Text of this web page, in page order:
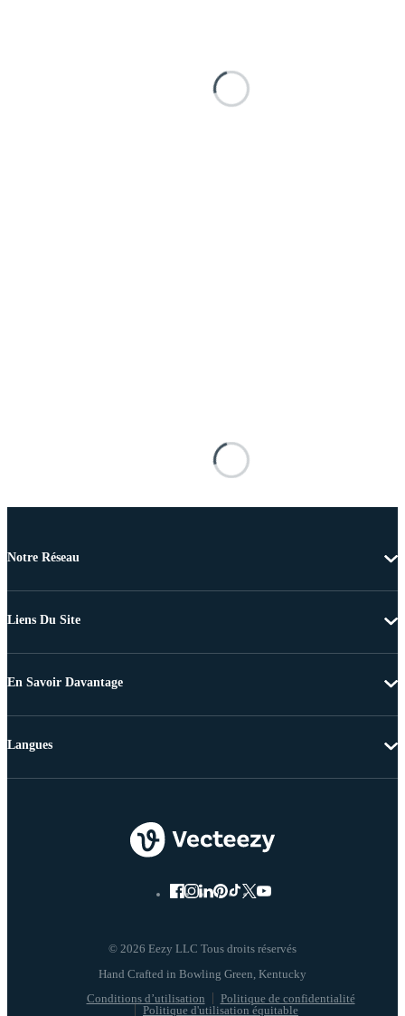
Notre Réseau
Liens Du Site
En Savoir Davantage
© 2026 Eezy LLC Tous droits réservés
Conditions d’utilisation
Politique de confidentialité
Politique d'utilisation équitable
Langues